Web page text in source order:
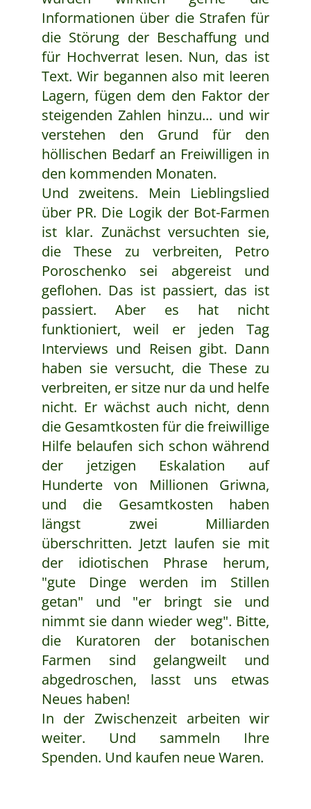
Informationen über die Strafen für
die Störung der Beschaffung und
für Hochverrat lesen. Nun, das ist
Text. Wir begannen also mit leeren
Lagern, fügen dem den Faktor der
steigenden Zahlen hinzu... und wir
verstehen den Grund für den
höllischen Bedarf an Freiwilligen in
den kommenden Monaten.
Und zweitens. Mein Lieblingslied
über PR. Die Logik der Bot-Farmen
ist klar. Zunächst versuchten sie,
die These zu verbreiten, Petro
Poroschenko sei abgereist und
geflohen. Das ist passiert, das ist
passiert. Aber es hat nicht
funktioniert, weil er jeden Tag
Interviews und Reisen gibt. Dann
haben sie versucht, die These zu
verbreiten, er sitze nur da und helfe
nicht. Er wächst auch nicht, denn
die Gesamtkosten für die freiwillige
Hilfe belaufen sich schon während
der jetzigen Eskalation auf
Hunderte von Millionen Griwna,
und die Gesamtkosten haben
längst zwei Milliarden
überschritten. Jetzt laufen sie mit
der idiotischen Phrase herum,
"gute Dinge werden im Stillen
getan" und "er bringt sie und
nimmt sie dann wieder weg". Bitte,
die Kuratoren der botanischen
Farmen sind gelangweilt und
abgedroschen, lasst uns etwas
Neues haben!
In der Zwischenzeit arbeiten wir
weiter. Und sammeln Ihre
Spenden. Und kaufen neue Waren.